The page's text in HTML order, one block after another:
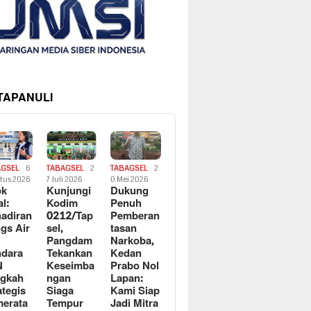
6
2026
Air
TABAGSEL
2
7 Juli 2026
Kunjungi
Kodim
0212/Tap
sel,
Pangdam
Tekankan
Keseimba
ngan
Siaga
Tempur
TABAGSEL
2
0 Mei 2026
Dukung
Penuh
Pemberan
tasan
Narkoba,
Kedan
Prabo Nol
Lapan:
Kami Siap
Jadi Mitra